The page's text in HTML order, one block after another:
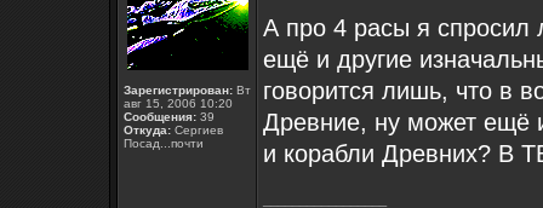
Зарегистрирован: Вт
авг 15, 2006 10:20
Сообщения: 39
Откуда: Сергиев
Посад...почти
А про 4 расы я спросил
ещё и другие
говорится лишь, что в
Древние, ну может ещё
и корабли Древних? В